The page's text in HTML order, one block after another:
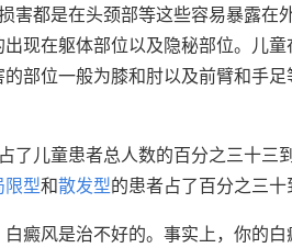
害都是在头颈部等这些容易暴露在
现在躯体部位以及隐秘部位。儿
部位一般为膝和肘以及前臂和手
了儿童患者总人数的百分之三十三
限型和散发型的患者占了百分之三十
癜风是治不好的。事实上，你的